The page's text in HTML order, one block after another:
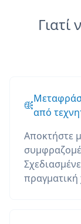
Γιατί
από
Αποκτήστε